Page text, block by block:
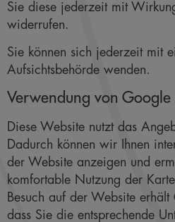
Sie diese jederzeit mit
widerrufen.
Sie können sich jederzeit mit
Aufsichtsbehörde wenden.
Verwendung von Google
Diese Website nutzt das
Dadurch können wir Ihnen
der Website anzeigen und
komfortable Nutzung der
Besuch auf der Website
dass Sie die entsprechende